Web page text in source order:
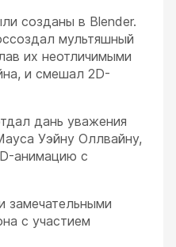
созданы в Blender.
мультяшный
их неотличимыми
и смешал 2D-
дань уважения
Уэйну Оллвайну,
анимацию с
замечательными
с участием